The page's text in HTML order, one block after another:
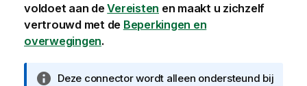
voldoet aan deVereisten en maakt u zichzelf
vertrouwd met de Beperkingen en
overwegingen.
IDeze connector wordt alleen ondersteund bij